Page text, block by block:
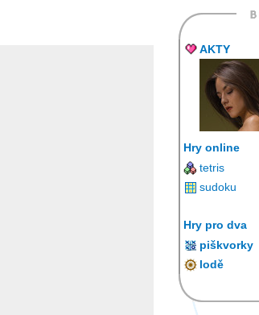
AKTY
Hry online
tetris
sudoku
Hry pro dva
piškvorky
lodě